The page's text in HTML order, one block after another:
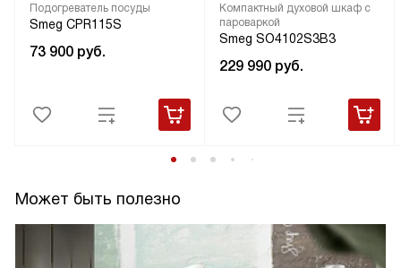
Подогреватель посуды
Smeg CPR115S
73 900 руб.
Компактный духовой шкаф с
пароваркой
Smeg SO4102S3B3
229 990 руб.
Может быть полезно